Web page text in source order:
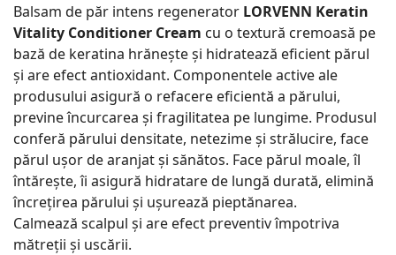
Balsam de păr intens regenerator LORVENN Keratin
Vitality Conditioner Cream cu o textură cremoasă pe
bază de keratina hrănește și hidratează eficient părul
și are efect antioxidant. Componentele active ale
produsului asigură o refacere eficientă a părului,
previne încurcarea și fragilitatea pe lungime. Produsul
conferă părului densitate, netezime și strălucire, face
părul ușor de aranjat și sănătos. Face părul moale, îl
întărește, îi asigură hidratare de lungă durată, elimină
încrețirea părului și ușurează pieptănarea.
Calmează scalpul și are efect preventiv împotriva
mătreții și uscării.